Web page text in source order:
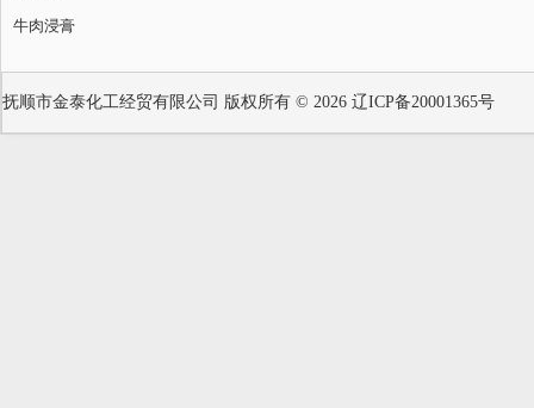
牛肉浸膏
抚顺市金泰化工经贸有限公司 版权所有 © 2026 辽ICP备20001365号